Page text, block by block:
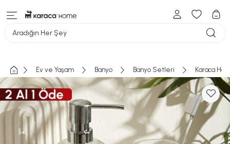
Aradığın Her Şey
Ev ve Yaşam Banyo Banyo Setleri Karaca